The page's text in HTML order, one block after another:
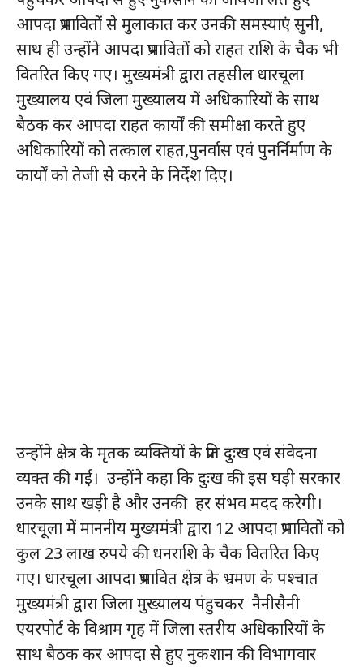
आपदा प्रभावितों से मुलाकात कर उनकी समस्याएं सुनी,
साथ ही उन्होंने आपदा प्रभावितों को राहत राशि के चैक भी
वितरित किए गए। मुख्यमंत्री द्वारा तहसील धारचूला
मुख्यालय एवं जिला मुख्यालय में अधिकारियों के साथ
बैठक कर आपदा राहत कार्यों की समीक्षा करते हुए
अधिकारियों को तत्काल राहत,पुनर्वास एवं पुनर्निर्माण के
कार्यों को तेजी से करने के निर्देश दिए।
उन्होंने क्षेत्र के मृतक व्यक्तियों के प्रति दुःख एवं संवेदना
व्यक्त की गई। उन्होंने कहा कि दुःख की इस घड़ी सरकार
उनके साथ खड़ी है और उनकी हर संभव मदद करेगी।
धारचूला में माननीय मुख्यमंत्री द्वारा 12 आपदा प्रभावितों को
कुल 23 लाख रुपये की धनराशि के चैक वितरित किए
गए। धारचूला आपदा प्रभावित क्षेत्र के भ्रमण के पश्चात
मुख्यमंत्री द्वारा जिला मुख्यालय पंहुचकर नैनीसैनी
एयरपोर्ट के विश्राम गृह में जिला स्तरीय अधिकारियों के
साथ बैठक कर आपदा से हुए नुकशान की विभागवार